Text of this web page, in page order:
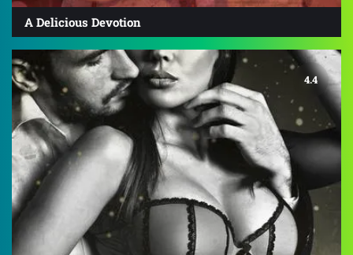
A Delicious Devotion
4.4